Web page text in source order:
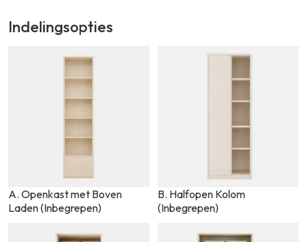
Indelingsopties
A. Openkast met Boven
Laden (Inbegrepen)
B. Halfopen Kolom
(Inbegrepen)